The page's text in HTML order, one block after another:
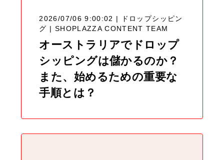
2026/07/06 9:00:02 | ドロップシッピン
グ | SHOPLAZZA CONTENT TEAM
オーストラリアでドロップ
シッピングは儲かるのか？
また、始めるための重要な
手順とは？